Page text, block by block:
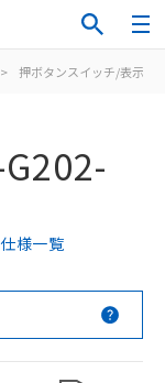
> 押ボタンスイッチ/表示灯
様一覧